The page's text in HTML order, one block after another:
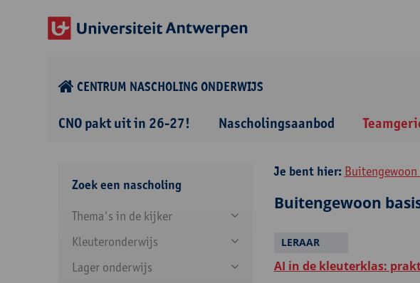
CENTRUM NASCHOLING ONDERWIJS
CNO pakt uit in 26-27! Nascholingsaanbod
Zoek een nascholing
Thema's in de kijker
Kleuteronderwijs
Lager onderwijs
Je bent hier:
Buitengewoon
LERAAR
AI in de kleuterklas: